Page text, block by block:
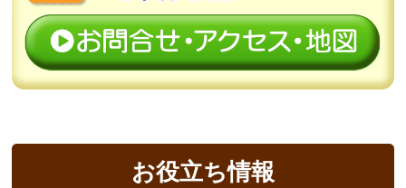
お役立ち情報